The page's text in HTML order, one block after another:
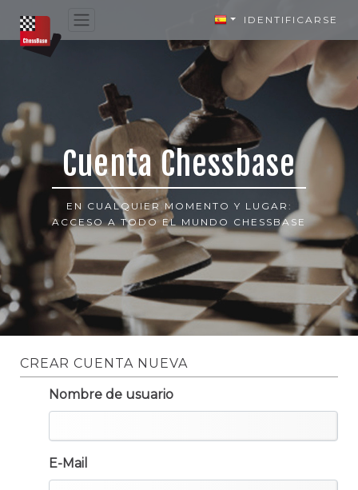
IDENTIFICARSE
Cuenta Chessbase
EN CUALQUIER MOMENTO Y LUGAR:
ACCESO A TODO EL MUNDO CHESSBASE
CREAR CUENTA NUEVA
Nombre de usuario
E-Mail